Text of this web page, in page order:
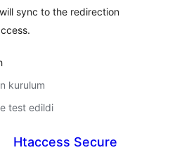
sync to the redirection
kurulum
test edildi
Htaccess Secure